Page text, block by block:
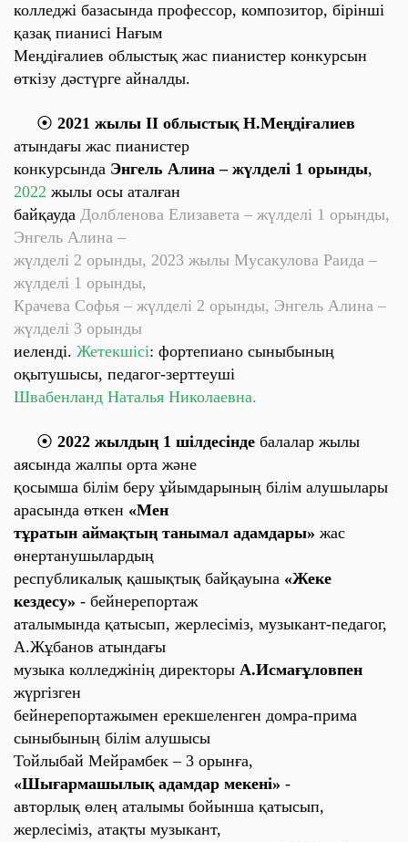
колледжі базасында профессор, композитор, бірінші
қазақ пианисі Нағым
Меңдіғалиев облыстық жас пианистер конкурсын
өткізу дәстүрге айналды.
⦿ 2021 жылы ІІ облыстық Н.Меңдіғалиев
атындағы жас пианистер
конкурсында Энгель Алина – жүлделі 1 орынды,
2022 жылы осы аталған
байқауда Долбленова Елизавета – жүлделі 1 орынды,
Энгель Алина –
жүлделі 2 орынды, 2023 жылы Мусакулова Раида –
жүлделі 1 орынды,
Крачева Софья – жүлделі 2 орынды, Энгель Алина –
жүлделі 3 орынды
иеленді. Жетекшісі: фортепиано сыныбының
оқытушысы, педагог-зерттеуші
Швабенланд Наталья Николаевна.
⦿ 2022 жылдың 1 шілдесінде балалар жылы
аясында жалпы орта және
қосымша білім беру ұйымдарының білім алушылары
арасында өткен «Мен
тұратын аймақтың танымал адамдары» жас
өнертанушылардың
республикалық қашықтық байқауына «Жеке
кездесу» - бейнерепортаж
аталымында қатысып, жерлесіміз, музыкант-педагог,
А.Жұбанов атындағы
музыка колледжінің директоры А.Исмағұловпен
жүргізген
бейнерепортажымен ерекшеленген домра-прима
сыныбының білім алушысы
Тойлыбай Мейрамбек – 3 орынға,
«Шығармашылық адамдар мекені» -
авторлық өлең аталымы бойынша қатысып,
жерлесіміз, атақты музыкант,